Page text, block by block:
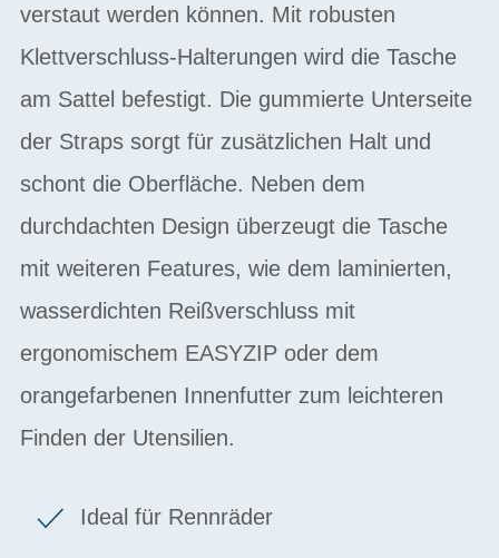
verstaut werden können. Mit robusten
Klettverschluss-Halterungen wird die Tasche
am Sattel befestigt. Die gummierte Unterseite
der Straps sorgt für zusätzlichen Halt und
schont die Oberfläche. Neben dem
durchdachten Design überzeugt die Tasche
mit weiteren Features, wie dem laminierten,
wasserdichten Reißverschluss mit
ergonomischem EASYZIP oder dem
orangefarbenen Innenfutter zum leichteren
Finden der Utensilien.
Ideal für Rennräder